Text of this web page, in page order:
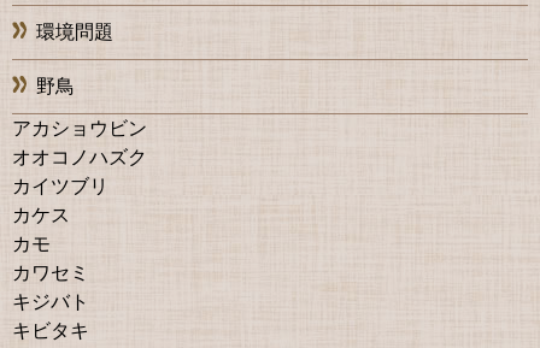
環境問題
野鳥
アカショウビン
オオコノハズク
カイツブリ
カケス
カモ
カワセミ
キジバト
キビタキ